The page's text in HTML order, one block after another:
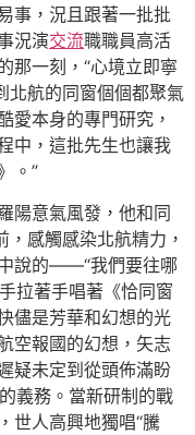
事，況且跟著一批批
況演交流職職員高活
那一刻，“心境立即寧
北航的同窗個個都聚氣
愛本身的專門研究，
中，這批先生也讓我
。”
陽意氣風發，他和同
，感觸感染北航精力，
說的——“我們要往哪
拉著手唱著《恰同窗
儘是芳華和幻想的光
空報國的幻想，矢志
疑未定到從頭佈滿盼
義務。當新研制的戰
世人高興地獨唱“騰